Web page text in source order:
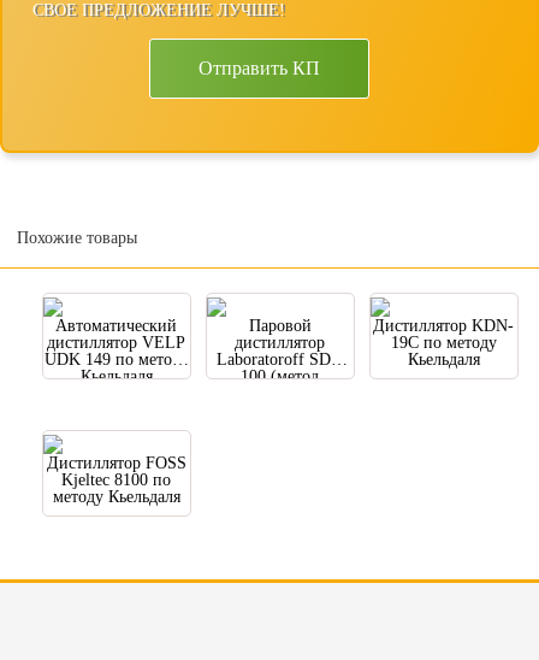
СВОЕ ПРЕДЛОЖЕНИЕ ЛУЧШЕ!
Отправить КП
Похожие товары
Автоматический
дистиллятор VELP
UDK 149 по методу
Кьельдаля
Паровой
дистиллятор
Laboratoroff SDU
100 (метод
Дистиллятор KDN-
19C по методу
Кьельдаля
Дистиллятор FOSS
Kjeltec 8100 по
методу Кьельдаля